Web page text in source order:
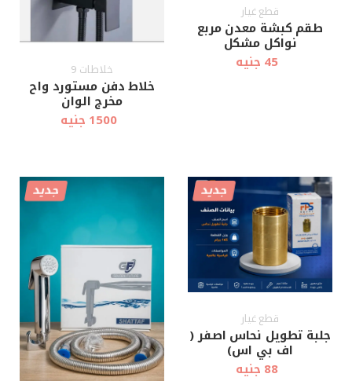
قطع غيار
طقم كبشة معدن مربع
نواكل مشكل
45 جنيه
أضف إلى
العربة عرض سريع
خلاطات 9
خلاط دفن مستورد واح
مخرج الوان
1500 جنيه
عرض سريع
جديد
قطع غيار
جلبة تطويل نحاس اصفر (
اف بي اس)
88 جنيه
جديد